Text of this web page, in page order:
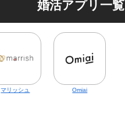
婚活アプリ一覧
マリッシュ Omiai